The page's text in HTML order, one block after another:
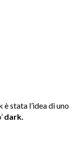
stata l’idea di uno
dark.